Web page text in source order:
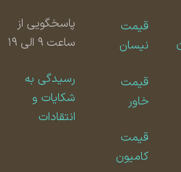
قیمت
نیسان
قیمت
قیمت
کامیون
پاسخگویی از
ساعت ۹ الی ۱۹
رسیدگی به
شکایات و
انتقادات